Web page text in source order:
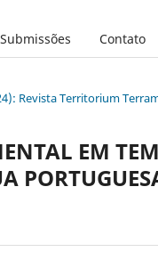
Submissões Contato
Revista Territorium
EM